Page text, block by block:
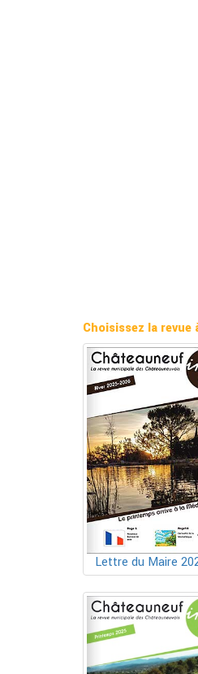
Choisissez la
Lettre du Maire